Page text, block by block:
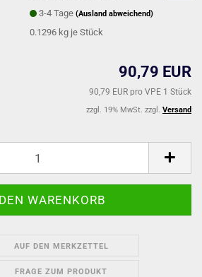
3-4 Tage(Ausland abweichend)
0.1296 kg je Stück
90,79 EUR
90,79 EUR pro VPE 1 Stück
zzgl. 19% MwSt. zzgl. Versand
AUF DEN MERKZETTEL
FRAGE ZUM PRODUKT